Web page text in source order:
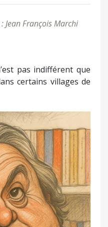
Jean François Marchi
pas indifférent que
certains villages de